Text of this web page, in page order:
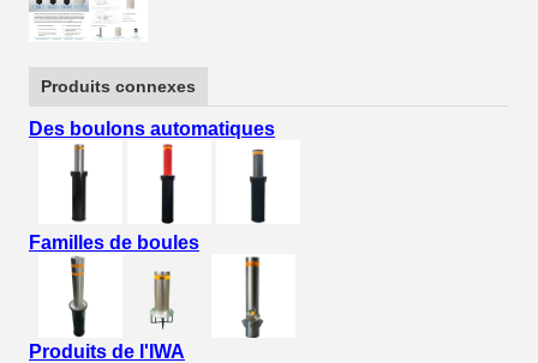
Produits connexes
Des boulons automatiques
Familles de boules
Produits de l'IWA